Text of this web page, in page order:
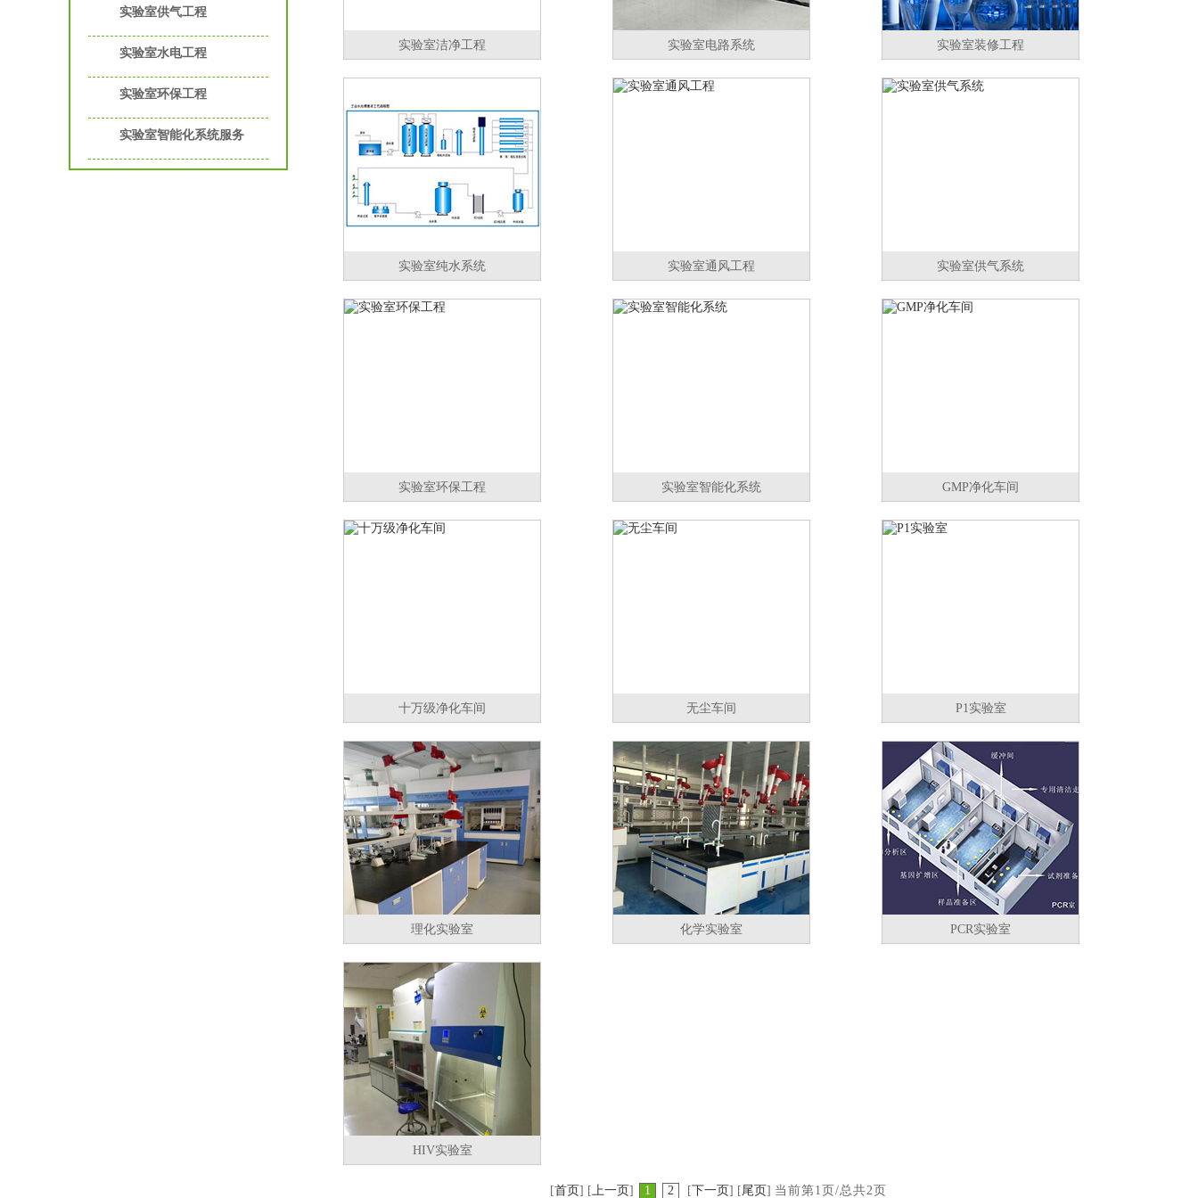
实验室供气工程
实验室水电工程
实验室环保工程
实验室智能化系统服务
实验室洁净工程 实验室电路系统 实验室装修工程
实验室纯水系统 实验室通风工程 实验室供气系统
实验室环保工程 实验室智能化系统 GMP净化车间
十万级净化车间 无尘车间 P1实验室
理化实验室 化学实验室 PCR实验室
HIV实验室
[首页] [上一页] 1 2 [下一页] [尾页] 当前第1页/总共2页